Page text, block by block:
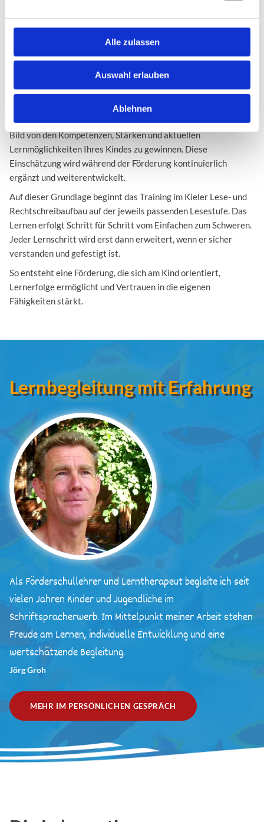
Alle zulassen
Auswahl erlauben
Ablehnen
Der Kieler Lese- &
Rechtschreibaufbau
Diagnostik, individuelles Training, kontinuierliche
Begleitung
Am Anfang steht eine individuelle Diagnostik, um ein klares
Bild von den Kompetenzen, Stärken und aktuellen
Lernmöglichkeiten Ihres Kindes zu gewinnen. Diese
Einschätzung wird während der Förderung kontinuierlich
ergänzt und weiterentwickelt.
Auf dieser Grundlage beginnt das Training im Kieler Lese- und
Rechtschreibaufbau auf der jeweils passenden Lesestufe. Das
Lernen erfolgt Schritt für Schritt vom Einfachen zum Schweren.
Jeder Lernschritt wird erst dann erweitert, wenn er sicher
verstanden und gefestigt ist.
So entsteht eine Förderung, die sich am Kind orientiert,
Lernerfolge ermöglicht und Vertrauen in die eigenen
Fähigkeiten stärkt.
Lernbegleitung mit Erfahrung
Als Förderschullehrer und Lerntherapeut begleite ich seit
vielen Jahren Kinder und Jugendliche im
Schriftspracherwerb. Im Mittelpunkt meiner Arbeit stehen
Freude am Lernen, individuelle Entwicklung und eine
wertschätzende Begleitung.
Jörg Groh
MEHR IM PERSÖNLICHEN GESPRÄCH